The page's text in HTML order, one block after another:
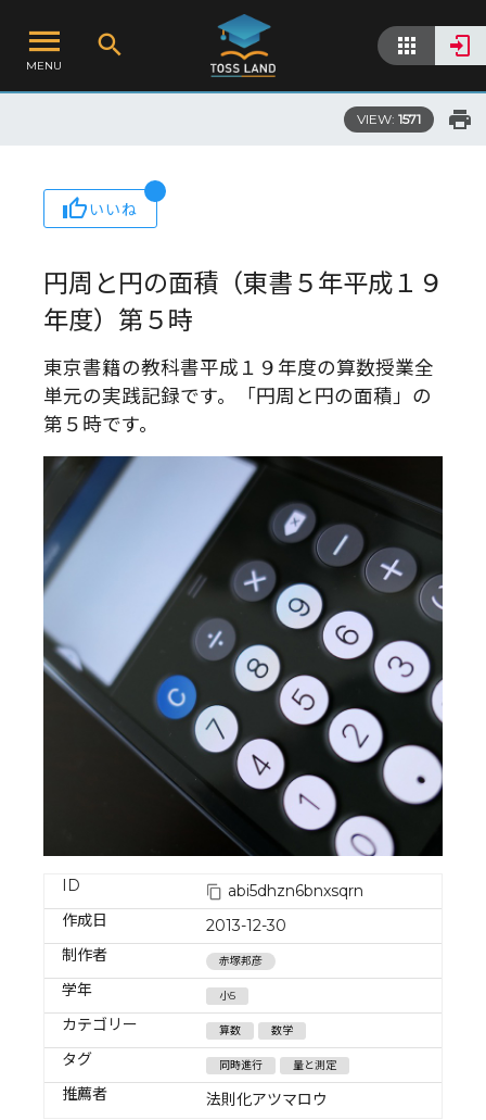
MENU
VIEW: 1571
いいね
円周と円の面積（東書５年平成１９
年度）第５時
東京書籍の教科書平成１９年度の算数授業全
単元の実践記録です。「円周と円の面積」の
第５時です。
ID
abi5dhzn6bnxsqrn
作成日
2013-12-30
制作者
赤塚邦彦
学年 小5
カテゴリー 算数 数学
タグ 同時進行 量と測定
推薦者 法則化アツマロウ